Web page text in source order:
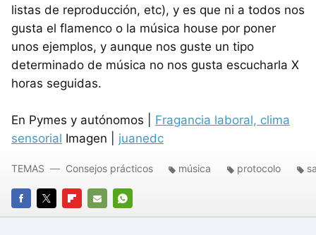
listas de reproducción, etc), y es que ni a todos nos
gusta el flamenco o la música house por poner
unos ejemplos, y aunque nos guste un tipo
determinado de música no nos gusta escucharla X
horas seguidas.
En Pymes y autónomos | Fragancia laboral, clima
sensorial Imagen | juanedc
FACEBOOK
TWITTERFLIPBOARD
E-
WHATSAPP
TEMAS Consejos prácticos música protocolo